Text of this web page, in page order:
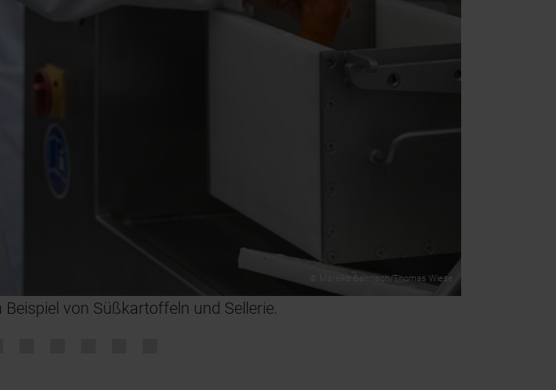
© Mareike Bähnisch/Thomas Wiese
von Süßkartoffeln und Sellerie.